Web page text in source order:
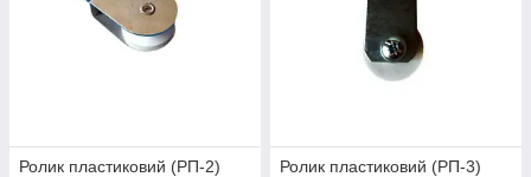
Ролик пластиковий (РП-2)
Ролик пластиковий (РП-3)